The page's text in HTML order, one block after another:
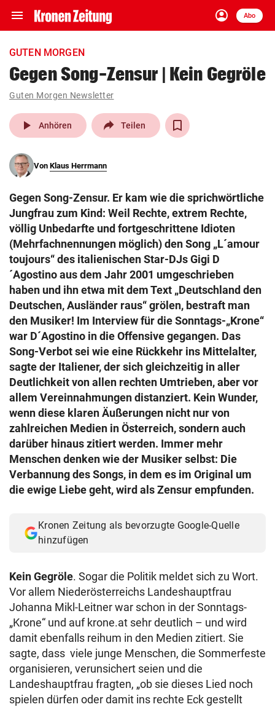
menu Navigation
ein-/ausklappen
account_circle
Anmelden
Abo
close Schließen
account_circle Anmelden
pin_drop
arrow_right
bookmark Merkliste
search
Suchbegriff
eingeben
© Krone Multimedia GmbH & Co KG 2026
Muthgasse 2, 1190 Wien
GUTEN MORGEN
Gegen Song-Zensur | Kein Gegröle
Guten Morgen Newsletter
play_arrow Anhören Teilen
Von Klaus Herrmann
Gegen Song-Zensur. Er kam wie die sprichwörtliche
Jungfrau zum Kind: Weil Rechte, extrem Rechte,
völlig Unbedarfte und fortgeschrittene Idioten
(Mehrfachnennungen möglich) den Song „L´amour
toujours“ des italienischen Star-DJs Gigi D
´Agostino aus dem Jahr 2001 umgeschrieben
haben und ihn etwa mit dem Text „Deutschland den
Deutschen, Ausländer raus“ grölen, bestraft man
den Musiker! Im Interview für die Sonntags-„Krone“
war D´Agostino in die Offensive gegangen. Das
Song-Verbot sei wie eine Rückkehr ins Mittelalter,
sagte der Italiener, der sich gleichzeitig in aller
Deutlichkeit von allen rechten Umtrieben, aber vor
allem Vereinnahmungen distanziert. Kein Wunder,
wenn diese klaren Äußerungen nicht nur von
zahlreichen Medien in Österreich, sondern auch
darüber hinaus zitiert werden. Immer mehr
Menschen denken wie der Musiker selbst: Die
Verbannung des Songs, in dem es im Original um
die ewige Liebe geht, wird als Zensur empfunden.
Kronen Zeitung als bevorzugte Google-Quelle
hinzufügen
Kein Gegröle. Sogar die Politik meldet sich zu Wort.
Vor allem Niederösterreichs Landeshauptfrau
Johanna Mikl-Leitner war schon in der Sonntags-
„Krone“ und auf krone.at sehr deutlich – und wird
damit ebenfalls reihum in den Medien zitiert. Sie
sagte, dass viele junge Menschen, die Sommerfeste
organisieren, verunsichert seien und die
Landeshauptfrau fragten, „ob sie dieses Lied noch
spielen dürfen oder damit ins rechte Eck gestellt